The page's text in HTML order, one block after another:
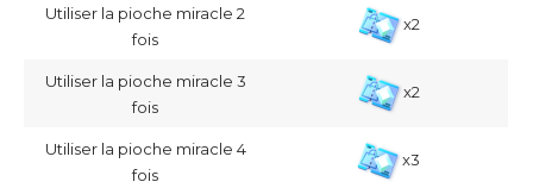
Utiliser la pioche miracle 2
fois
x2
Utiliser la pioche miracle 3
fois
x2
Utiliser la pioche miracle 4
fois
x3